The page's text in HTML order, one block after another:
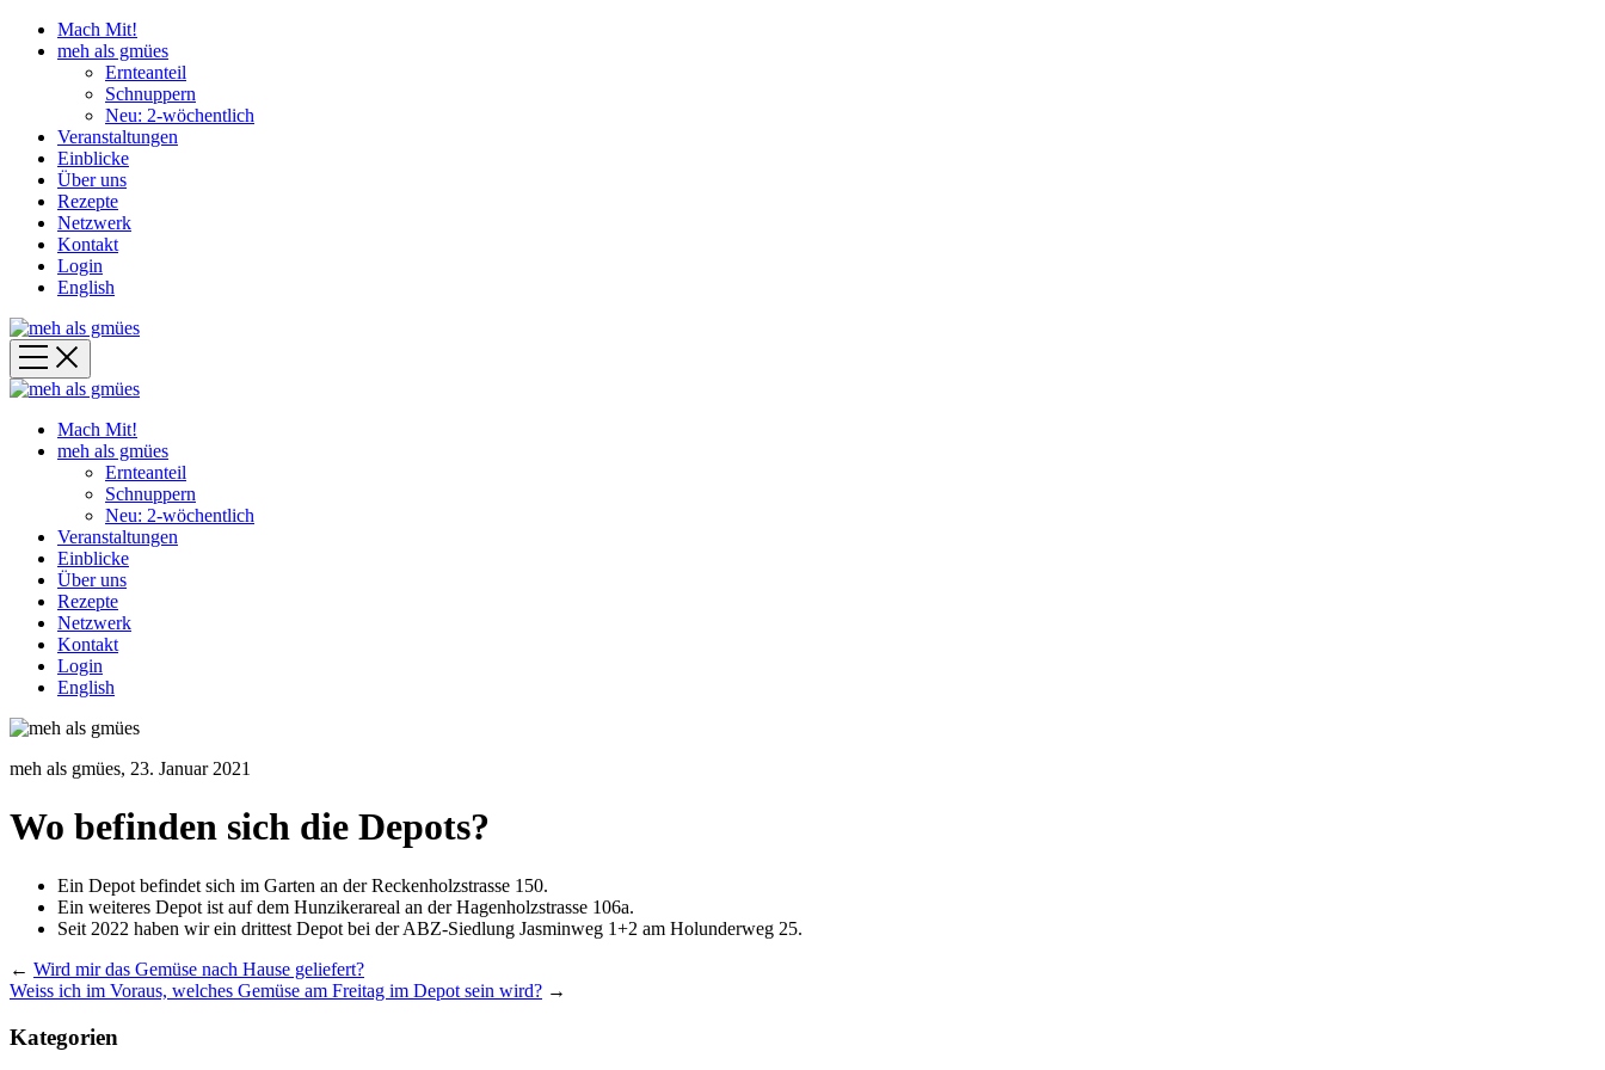
Mach Mit!
meh als gmües
Ernteanteil
Schnuppern
Neu: 2-wöchentlich
Veranstaltungen
Einblicke
Über uns
Rezepte
Netzwerk
Kontakt
Login
English
Mach Mit!
meh als gmües
Ernteanteil
Schnuppern
Neu: 2-wöchentlich
Veranstaltungen
Einblicke
Über uns
Rezepte
Netzwerk
Kontakt
Login
English
meh als gmües, 23. Januar 2021
Wo befinden sich die Depots?
Ein Depot befindet sich im Garten an der Reckenholzstrasse 150.
Ein weiteres Depot ist auf dem Hunzikerareal an der Hagenholzstrasse 106a.
Seit 2022 haben wir ein drittest Depot bei der ABZ-Siedlung Jasminweg 1+2 am Holunderweg 25.
← Wird mir das Gemüse nach Hause geliefert?
Weiss ich im Voraus, welches Gemüse am Freitag im Depot sein wird? →
Kategorien